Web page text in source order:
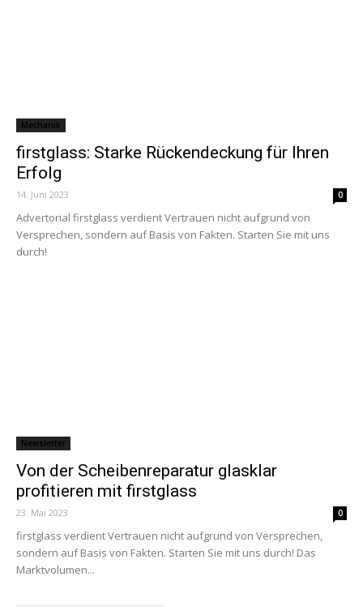
Mechanik
firstglass: Starke Rückendeckung für Ihren
Erfolg
14. Juni 2023 0
Advertorial firstglass verdient Vertrauen nicht aufgrund von
Versprechen, sondern auf Basis von Fakten. Starten Sie mit uns
durch!
Newsletter
Von der Scheibenreparatur glasklar
profitieren mit firstglass
23. Mai 2023 0
firstglass verdient Vertrauen nicht aufgrund von Versprechen,
sondern auf Basis von Fakten. Starten Sie mit uns durch! Das
Marktvolumen...